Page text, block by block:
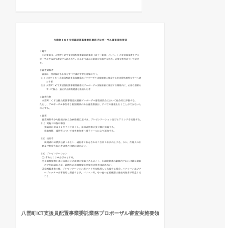
八雲町ICT支援員配置事業委託業務プロポーザル審査実施要領